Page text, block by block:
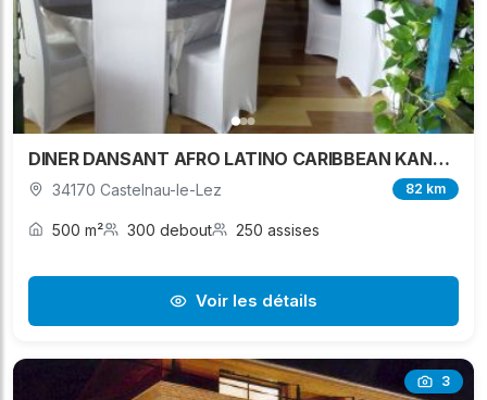
DINER DANSANT AFRO LATINO CARIBBEAN KANJY EVENT
34170 Castelnau-le-Lez 82 km
500 m² 300 debout 250 assises
Voir les détails
3